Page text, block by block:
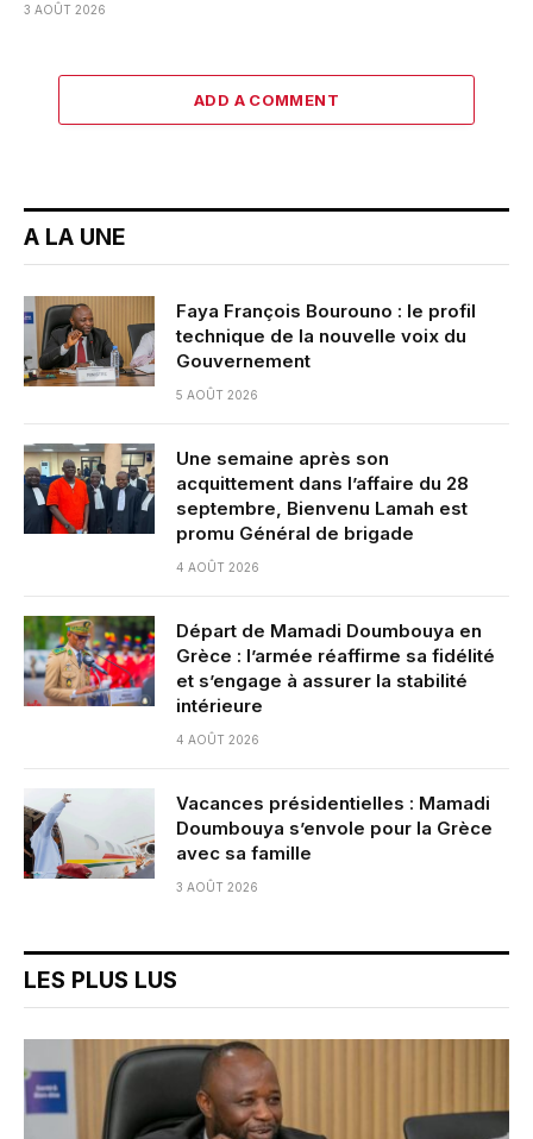
3 AOÛT 2026
ADD A COMMENT
A LA UNE
Faya François Bourouno : le profil
technique de la nouvelle voix du
Gouvernement
5 AOÛT 2026
Une semaine après son
acquittement dans l’affaire du 28
septembre, Bienvenu Lamah est
promu Général de brigade
4 AOÛT 2026
Départ de Mamadi Doumbouya en
Grèce : l’armée réaffirme sa fidélité
et s’engage à assurer la stabilité
intérieure
4 AOÛT 2026
Vacances présidentielles : Mamadi
Doumbouya s’envole pour la Grèce
avec sa famille
3 AOÛT 2026
LES PLUS LUS